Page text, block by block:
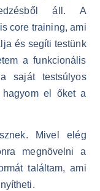
áll. A
core training, ami
és segíti testünk
a funkcionális
saját testsúlyos
el őket a
Mivel elég
megnövelni a
találtam, ami